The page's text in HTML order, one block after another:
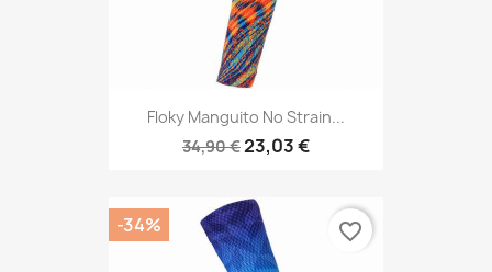
Floky Manguito No Strain...
34,90 €23,03 €
-34% favorite_border